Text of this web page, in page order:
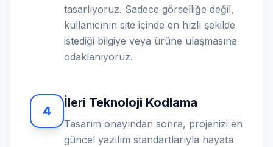
tasarlıyoruz. Sadece görselliğe değil,
kullanıcının site içinde en hızlı şekilde
istediği bilgiye veya ürüne ulaşmasına
odaklanıyoruz.
4
İleri Teknoloji Kodlama
Tasarım onayından sonra, projenizi en
güncel yazılım standartlarıyla hayata